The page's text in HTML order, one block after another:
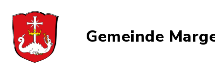
Gemeinde